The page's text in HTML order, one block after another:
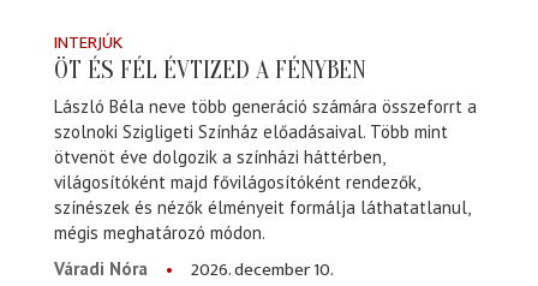
INTERJÚK
ÖT ÉS FÉL ÉVTIZED A FÉNYBEN
László Béla neve több generáció számára összeforrt a
szolnoki Szigligeti Színház előadásaival. Több mint
ötvenöt éve dolgozik a színházi háttérben,
világosítóként majd fővilágosítóként rendezők,
színészek és nézők élményeit formálja láthatatlanul,
mégis meghatározó módon.
Váradi Nóra
2026. december 10.